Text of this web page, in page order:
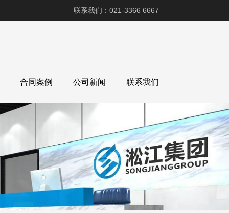
联系我们：021-3366 6667
合同案例 公司新闻 联系我们